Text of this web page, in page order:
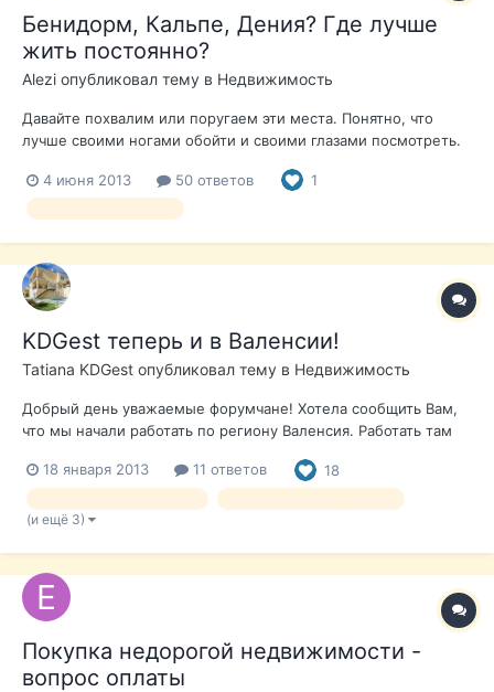
Бенидорм, Кальпе, Дения? Где лучше
жить постоянно?
Alezi опубликовал тему в Недвижимость
Давайте похвалим или поругаем эти места. Понятно, что
лучше своими ногами обойти и своими глазами посмотреть.
был там везде (есть с чем сравнивать) или мнение тех, кто
там живет. Какие плюсы и минусы? Где стоит купить
4 июня 2013 50 ответов 1
KDGest теперь и в Валенсии!
Tatiana KDGest опубликовал тему в Недвижимость
Добрый день уважаемые форумчане! Хотела сообщить Вам,
что мы начали работать по региону Валенсия. Работать там
что этим шагом мы станем ближе к своим клиентам и
постараемся и дальше радовать вас хорошими ценами и
приятным, качественным серви...
18 января 2013 11 ответов 18
(и ещё 3)
Покупка недорогой недвижимости -
вопрос оплаты